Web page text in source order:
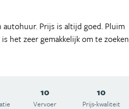
Prijs is altijd goed. Pluim
het zeer gemakkelijk om te zoeken
10
Vervoer
10
Prijs-kwaliteit